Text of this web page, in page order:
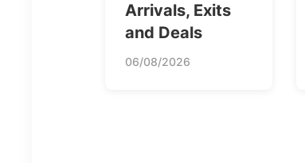
Arrivals, Exits
and Deals
06/08/2026